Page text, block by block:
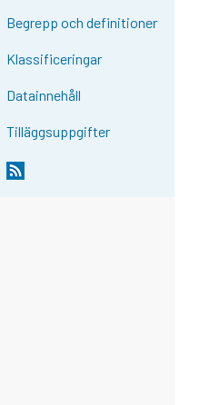
Begrepp och definitioner
Klassificeringar
Datainnehåll
Tilläggsuppgifter